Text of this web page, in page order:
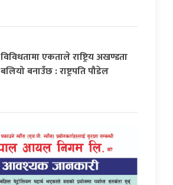
विविधतामा एकताले राष्ट्रिय अखण्डता
बलियो बनाउँछ : राष्ट्रपति पौडेल